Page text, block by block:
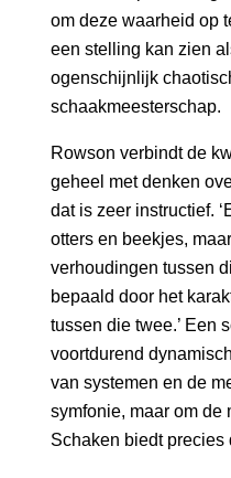
om deze waarheid op
een stelling kan zien
ogenschijnlijk
schaakmeesterschap.
Rowson verbindt de
geheel met denken
dat is zeer instructief.
otters en beekjes,
verhoudingen tussen
bepaald door het
tussen die twee.’ Een
voortdurend
van systemen en de
symfonie, maar om de
Schaken biedt